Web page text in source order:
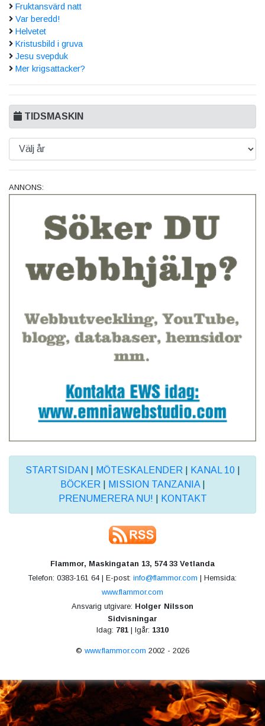
Fruktansvärd natt
Var beredd!
Helvetet
Kristusbild i gruva
Jesu svepduk
Mer krigsattacker?
TIDSMASKIN
ANNONS:
STARTSIDAN MÖTESKALENDER KANAL 10|
BÖCKER
MISSION TANZANIA|
PRENUMERERA NU!
KONTAKT
Flammor, Maskingatan 13, 574 33 Vetlanda
Telefon: 0383-161 64 | E-post: info@flammor.com | Hemsida:
www.flammor.com
Ansvarig utgivare: Holger Nilsson
Sidvisningar
Idag: 781 | Igår: 1310
© www.flammor.com 2002 - 2026